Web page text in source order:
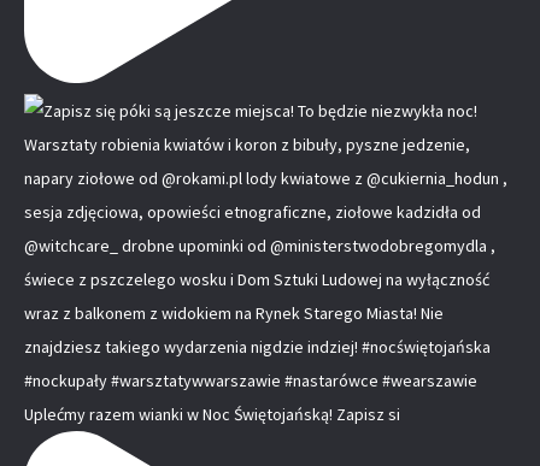
Uplećmy razem wianki w Noc Świętojańską! Zapisz si